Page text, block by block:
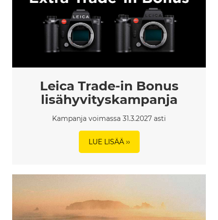
Leica Trade-in Bonus
lisähyvityskampanja
Kampanja voimassa 31.3.2027 asti
LUE LISÄÄ ››